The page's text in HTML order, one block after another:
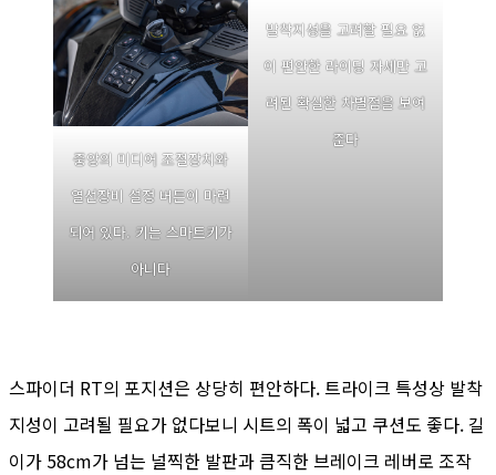
중앙의 미디어 조절장치와
열선장비 설정 버튼이 마련
되어 있다. 키는 스마트키가
아니다
발착지성을 고려할 필요 없
이 편안한 라이딩 자세만 고
려된 확실한 차별점을 보여
준다
스파이더 RT의 포지션은 상당히 편안하다. 트라이크 특성상 발착
지성이 고려될 필요가 없다보니 시트의 폭이 넓고 쿠션도 좋다. 길
이가 58cm가 넘는 널찍한 발판과 큼직한 브레이크 레버로 조작